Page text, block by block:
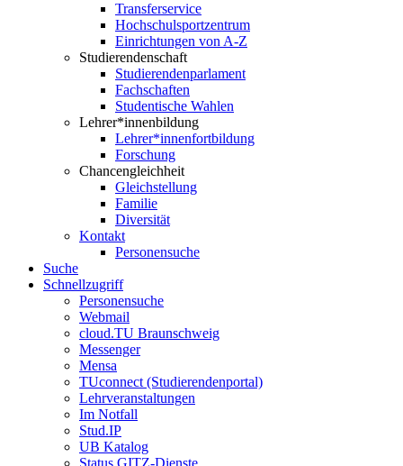
Transferservice
Hochschulsportzentrum
Einrichtungen von A-Z
Studierendenschaft
Studierendenparlament
Fachschaften
Studentische Wahlen
Lehrer*innenbildung
Lehrer*innenfortbildung
Forschung
Chancengleichheit
Gleichstellung
Familie
Diversität
Kontakt
Personensuche
Suche
Schnellzugriff
Personensuche
Webmail
cloud.TU Braunschweig
Messenger
Mensa
TUconnect (Studierendenportal)
Lehrveranstaltungen
Im Notfall
Stud.IP
UB Katalog
Status GITZ-Dienste